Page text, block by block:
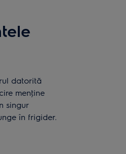
datorită
menţine
singur
în frigider.